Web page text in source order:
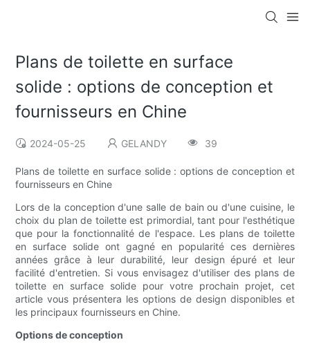
Plans de toilette en surface
solide : options de conception et
fournisseurs en Chine
2024-05-25 GELANDY 39
Plans de toilette en surface solide : options de conception et
fournisseurs en Chine
Lors de la conception d'une salle de bain ou d'une cuisine, le
choix du plan de toilette est primordial, tant pour l'esthétique
que pour la fonctionnalité de l'espace. Les plans de toilette
en surface solide ont gagné en popularité ces dernières
années grâce à leur durabilité, leur design épuré et leur
facilité d'entretien. Si vous envisagez d'utiliser des plans de
toilette en surface solide pour votre prochain projet, cet
article vous présentera les options de design disponibles et
les principaux fournisseurs en Chine.
Options de conception